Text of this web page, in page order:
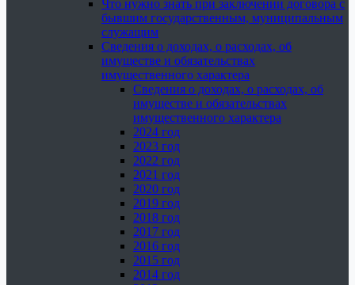
Что нужно знать при заключении договора с
бывшим государственным, муниципальным
служащим
Сведения о доходах, о расходах, об
имуществе и обязательствах
имущественного характера
Сведения о доходах, о расходах, об
имуществе и обязательствах
имущественного характера
2024 год
2023 год
2022 год
2021 год
2020 год
2019 год
2018 год
2017 год
2016 год
2015 год
2014 год